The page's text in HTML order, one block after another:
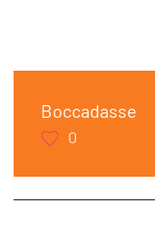
Boccadasse
0